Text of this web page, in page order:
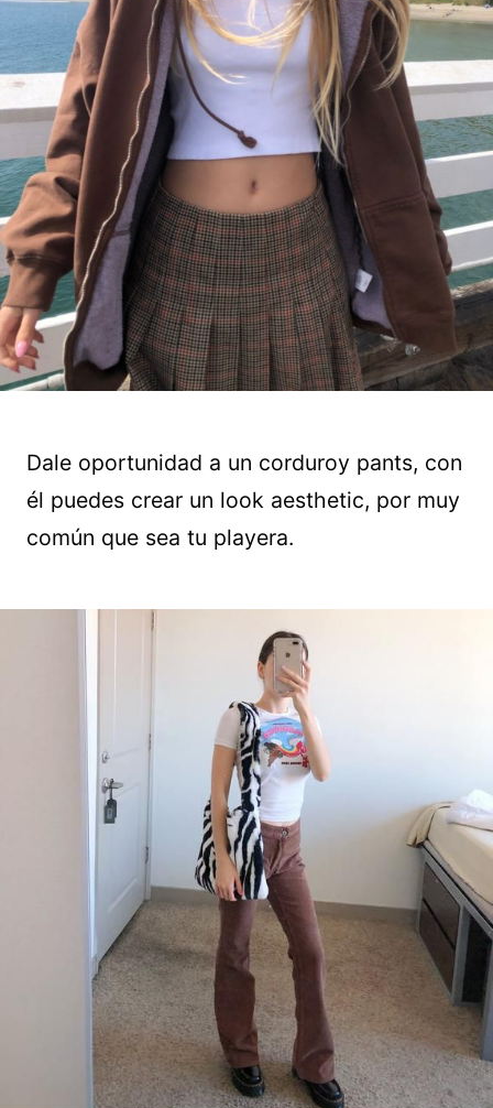
Dale oportunidad a un corduroy pants, con
él puedes crear un look aesthetic, por muy
común que sea tu playera.